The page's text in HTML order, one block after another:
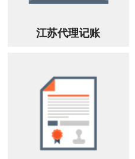
江苏代理记账